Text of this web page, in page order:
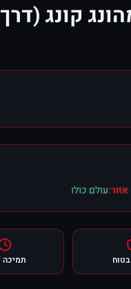
קונג (דרך
אזור:עולם כולו
תמיכה 24/7